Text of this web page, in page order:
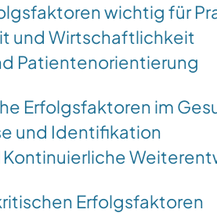
wichtig für
und Wirtschaftlichkeit
Patientenorientierung
Erfolgsfaktoren im
und Identifikation
Erfolgsfaktoren